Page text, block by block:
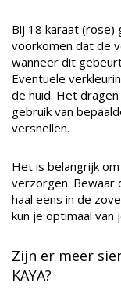
Bij 18 karaat (rose)
voorkomen dat de
wanneer dit
Eventuele
de huid. Het
gebruik van
versnellen.
Het is belangrijk
verzorgen. Bewaar
haal eens in de
kun je optimaal
Zijn er meer
KAYA?